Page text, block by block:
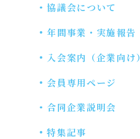
協議会について
年間事業・実施報告
入会案内（企業向け）
会員専用ページ
合同企業説明会
特集記事